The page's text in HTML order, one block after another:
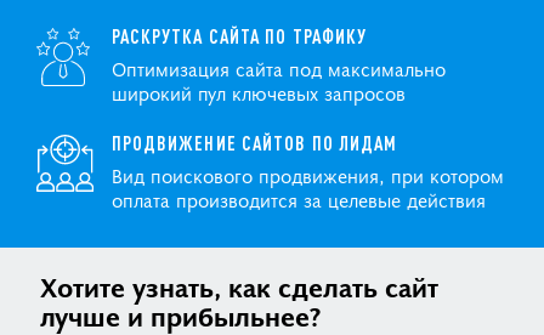
РАСКРУТКА САЙТА ПО ТРАФИКУ
Оптимизация сайта под максимально
широкий пул ключевых запросов
ПРОДВИЖЕНИЕ САЙТОВ ПО ЛИДАМ
Вид поискового продвижения, при котором
оплата производится за целевые действия
Хотите узнать, как сделать сайт
лучше и прибыльнее?